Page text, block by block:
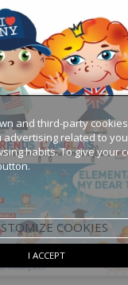
and third-party
advertising related to
habits. To give your
COOKIES
I ACCEPT